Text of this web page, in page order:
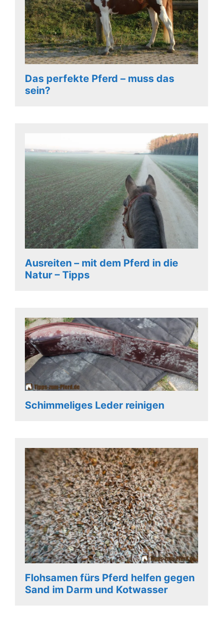
Das perfekte Pferd – muss das
sein?
Ausreiten – mit dem Pferd in die
Natur – Tipps
Schimmeliges Leder reinigen
Flohsamen fürs Pferd helfen gegen
Sand im Darm und Kotwasser